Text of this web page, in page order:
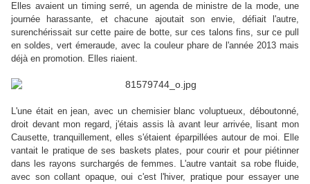
Elles avaient un timing serré, un agenda de ministre de la mode, une
journée harassante, et chacune ajoutait son envie, défiait l'autre,
surenchérissait sur cette paire de botte, sur ces talons fins, sur ce pull
en soldes, vert émeraude, avec la couleur phare de l'année 2013 mais
déjà en promotion. Elles riaient.
L'une était en jean, avec un chemisier blanc voluptueux, déboutonné,
droit devant mon regard, j'étais assis là avant leur arrivée, lisant mon
Causette, tranquillement, elles s'étaient éparpillées autour de moi. Elle
vantait le pratique de ses baskets plates, pour courir et pour piétinner
dans les rayons surchargés de femmes. L'autre vantait sa robe fluide,
avec son collant opaque, oui c'est l'hiver, pratique pour essayer une